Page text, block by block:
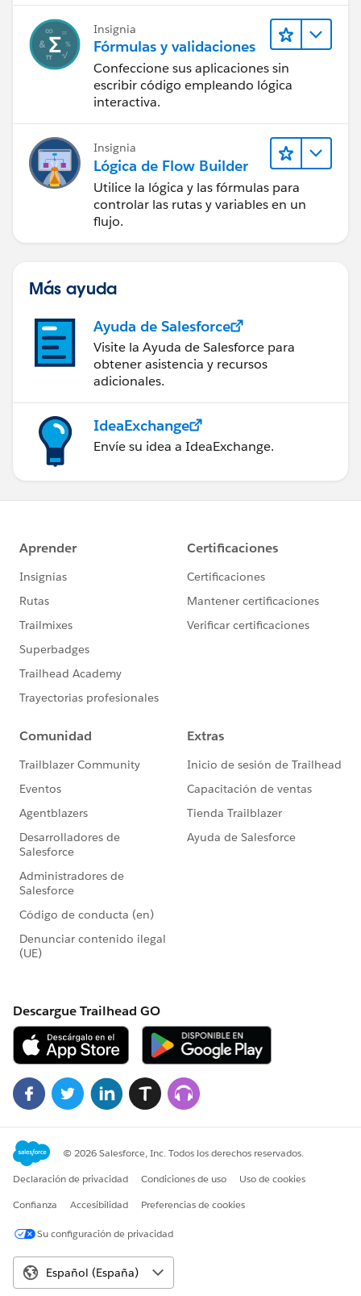
Salesforce.
Insignia
Fórmulas y validaciones
Confeccione sus aplicaciones sin
escribir código empleando lógica
interactiva.
Insignia
Lógica de Flow Builder
Utilice la lógica y las fórmulas para
controlar las rutas y variables en un
flujo.
Más ayuda
Ayuda de Salesforce
Visite la Ayuda de Salesforce para
obtener asistencia y recursos
adicionales.
IdeaExchange
Envíe su idea a IdeaExchange.